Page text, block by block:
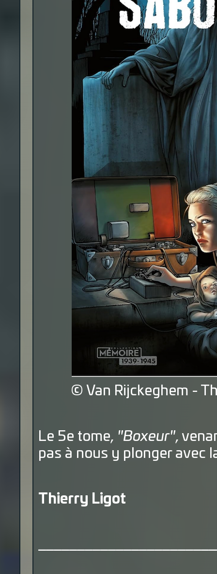
© Van Rijckeghem -
Le 5e tome, "Boxeur",
pas à nous y plonger avec
Thierry Ligot